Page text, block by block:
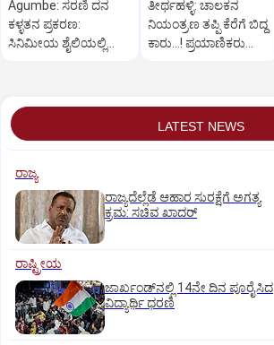
Agumbe: ಸರಣಿ ದನ
ಕಳ್ಳತನ ಪ್ರಕರಣ:
ಸಿನಿಮೀಯ ಶೈಲಿಯಲ್ಲಿ
ತೀರ್ಥಹಳ್ಳಿ: ಚಾಲಕನ
ನಿಯಂತ್ರಣ ತಪ್ಪಿ ಕೆರೆಗೆ ಬಿದ್ದ
ಕಾರು...! ಪ್ರಯಾಣಿಕರು
LATEST NEWS
ರಾಜ್ಯ
ರಾಜ್ಯದೆಲ್ಲೆಡೆ ಆಹಾರ ಸುರಕ್ಷೆಗೆ ಅಗತ್ಯ
ಕ್ರಮ: ಸಚಿವ ಖಾದರ್
ರಾಷ್ಟ್ರೀಯ
ಜಾರ್ಖಂಡ್‌ನಲ್ಲಿ 14ನೇ ದಿನ ಪೂರೈಸಿದ
ವಿದ್ಯಾರ್ಥಿ ಧರಣಿ